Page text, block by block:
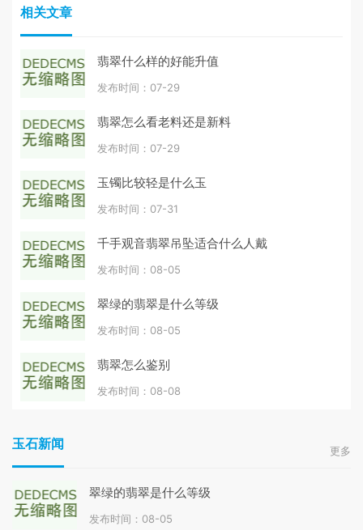
相关文章
翡翠什么样的好能升值
发布时间：07-29
翡翠怎么看老料还是新料
发布时间：07-29
玉镯比较轻是什么玉
发布时间：07-31
千手观音翡翠吊坠适合什么人戴
发布时间：08-05
翠绿的翡翠是什么等级
发布时间：08-05
翡翠怎么鉴别
发布时间：08-08
玉石新闻 更多
翠绿的翡翠是什么等级
发布时间：08-05